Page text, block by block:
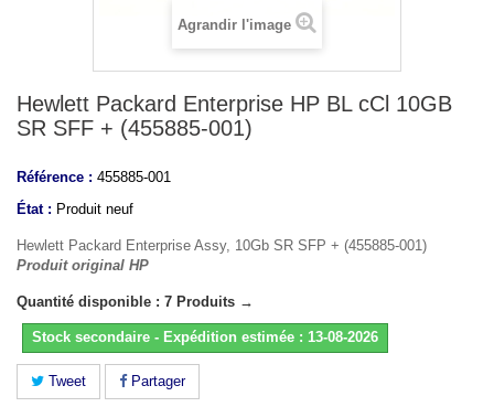
Agrandir l'image
Hewlett Packard Enterprise HP BL cCl 10GB
SR SFF + (455885-001)
Référence : 455885-001
État : Produit neuf
Hewlett Packard Enterprise Assy, 10Gb SR SFP + (455885-001)
Produit original HP
Quantité disponible : 7 Produits →
Stock secondaire - Expédition estimée : 13-08-2026
Tweet Partager